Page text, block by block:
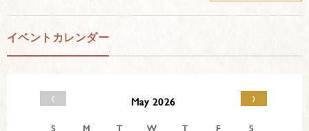
イベントカレンダー
‹ May 2026 ›
S M T W T F
S